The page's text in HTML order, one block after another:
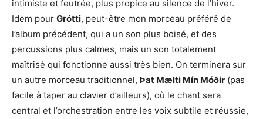
intimiste et feutrée, plus propice au silence de l’hiver.
Idem pour Grótti, peut-être mon morceau préféré de
l’album précédent, qui a un son plus boisé, et des
percussions plus calmes, mais un son totalement
maîtrisé qui fonctionne aussi très bien. On terminera sur
un autre morceau traditionnel, Þat Mælti Mín Móðir (pas
facile à taper au clavier d’ailleurs), où le chant sera
central et l’orchestration entre les voix subtile et réussie,